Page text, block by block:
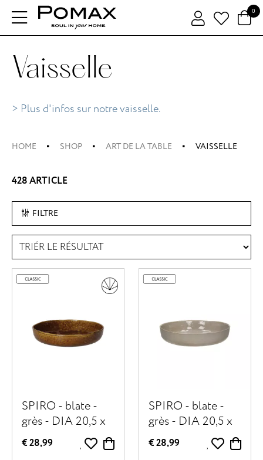
0
Vaisselle
> Plus d'infos sur notre vaisselle.
HOME SHOP ART DE LA TABLE VAISSELLE
428 ARTICLE
FILTRE
SPIRO - blate -
grès - DIA 20,5 x
H 5 cm - brun
€ 28,99
SPIRO - blate -
grès - DIA 20,5 x
H 5 cm -
coquillage
€ 28,99